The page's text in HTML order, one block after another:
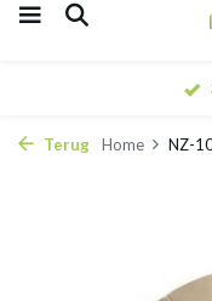
Terug Home NZ-